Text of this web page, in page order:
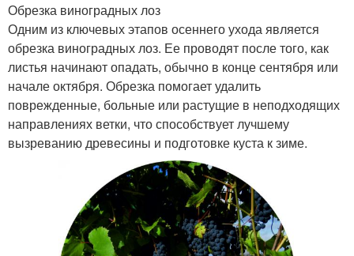
Обрезка виноградных лоз
Одним из ключевых этапов осеннего ухода является
обрезка виноградных лоз. Ее проводят после того, как
листья начинают опадать, обычно в конце сентября или
начале октября. Обрезка помогает удалить
поврежденные, больные или растущие в неподходящих
направлениях ветки, что способствует лучшему
вызреванию древесины и подготовке куста к зиме.